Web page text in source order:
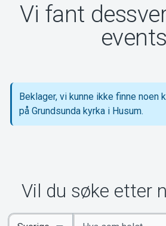
Support
Om
Vi fant
events
Beklager, vi kunne ikke finne noen
på Grundsunda kyrka i Husum.
Vil du søke etter
Angi
Select